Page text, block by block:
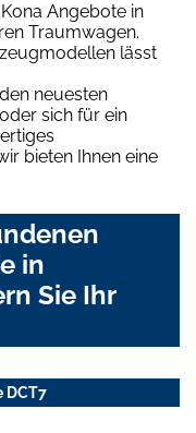
Angebote in
Traumwagen.
lässt
neuesten
sich für ein
bieten Ihnen eine
in
Sie Ihr
DCT7